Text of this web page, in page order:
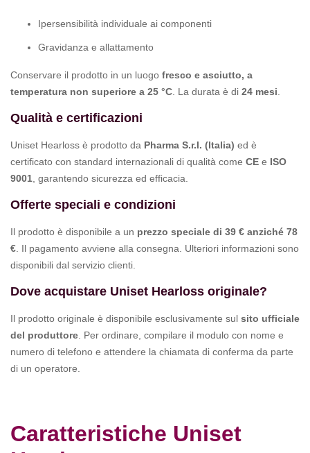
Ipersensibilità individuale ai componenti
Gravidanza e allattamento
Conservare il prodotto in un luogo fresco e asciutto, a
temperatura non superiore a 25 °C . La durata è di 24 mesi
Qualità e certificazioni
Uniset Hearloss è prodotto da Pharma S.r.l. (Italia) ed è
certificato con standard internazionali di qualità come CE e ISO
9001 , garantendo sicurezza ed efficacia.
Offerte speciali e condizioni
Il prodotto è disponibile a un prezzo speciale di 39 € anziché 78
€ . Il pagamento avviene alla consegna. Ulteriori informazioni sono
disponibili dal servizio clienti.
Dove acquistare Uniset Hearloss originale?
Il prodotto originale è disponibile esclusivamente sul sito ufficiale
del produttore . Per ordinare, compilare il modulo con nome e
numero di telefono e attendere la chiamata di conferma da parte
di un operatore.
Caratteristiche Uniset